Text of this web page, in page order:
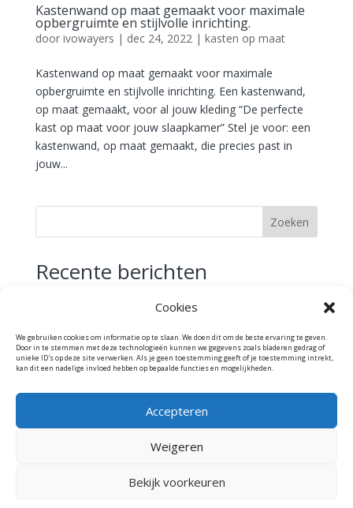
Cookies
We gebruiken cookies om informatie op te slaan. We doen dit om de beste ervaring te geven.
Door in te stemmen met deze technologieën kunnen we gegevens zoals bladeren gedrag of
unieke ID's op deze site verwerken. Als je geen toestemming geeft of je toestemming intrekt,
kan dit een nadelige invloed hebben op bepaalde functies en mogelijkheden.
Accepteren
Weigeren
Bekijk voorkeuren
Kastenwand op maat gemaakt voor maximale
opbergruimte en stijlvolle inrichting.
door ivowayers | dec 24, 2022| kasten op maat
Kastenwand op maat gemaakt voor maximale
opbergruimte en stijlvolle inrichting. Een kastenwand,
op maat gemaakt, voor al jouw kleding “De perfecte
kast op maat voor jouw slaapkamer” Stel je voor: een
kastenwand, op maat gemaakt, die precies past in
jouw...
Zoeken
Recente berichten
Elegant dressior
Stijlvol speelgoed opbergen
Op zoek naar de perfecte meubelmaker?
Recente reacties